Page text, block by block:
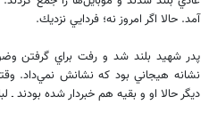
آمد. حالا اگر امروز نه؛ فردايي نزديك.
پدر شهيد بلند شد و رفت براي گرفتن
نشانه هيجاني بود كه نشانش نمي‌داد.
ديگر حالا او و بقيه هم خبردار شده بودند